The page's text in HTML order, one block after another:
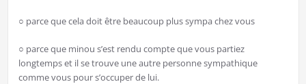
○ parce que cela doit être beaucoup plus sympa chez vous
○ parce que minou s’est rendu compte que vous partiez
longtemps et il se trouve une autre personne sympathique
comme vous pour s’occuper de lui.